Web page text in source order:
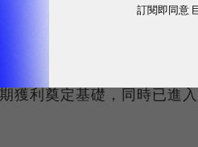
Li）指出：「2025
成長，讓我們對全年表現更
獲利奠定基礎，同時已進
訂閱即同意